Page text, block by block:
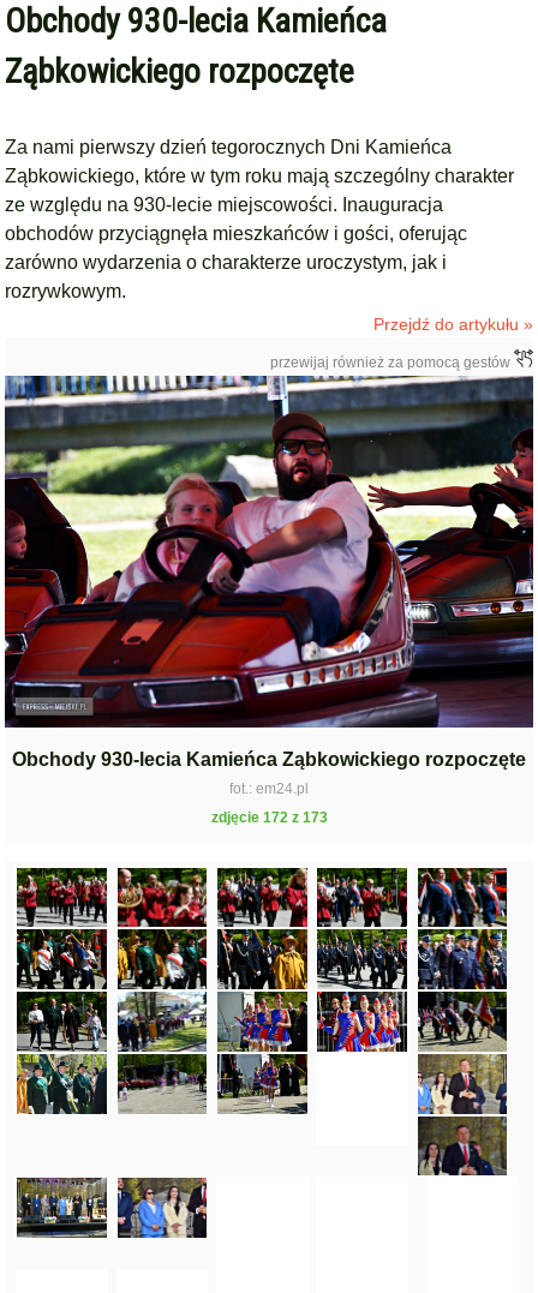
Obchody 930-lecia Kamieńca
Ząbkowickiego rozpoczęte
Za nami pierwszy dzień tegorocznych Dni Kamieńca
Ząbkowickiego, które w tym roku mają szczególny charakter
ze względu na 930-lecie miejscowości. Inauguracja
obchodów przyciągnęła mieszkańców i gości, oferując
zarówno wydarzenia o charakterze uroczystym, jak i
rozrywkowym.
Przejdź do artykułu »
przewijaj również za pomocą gestów
Obchody 930-lecia Kamieńca Ząbkowickiego rozpoczęte
fot.: em24.pl
zdjęcie 172 z 173